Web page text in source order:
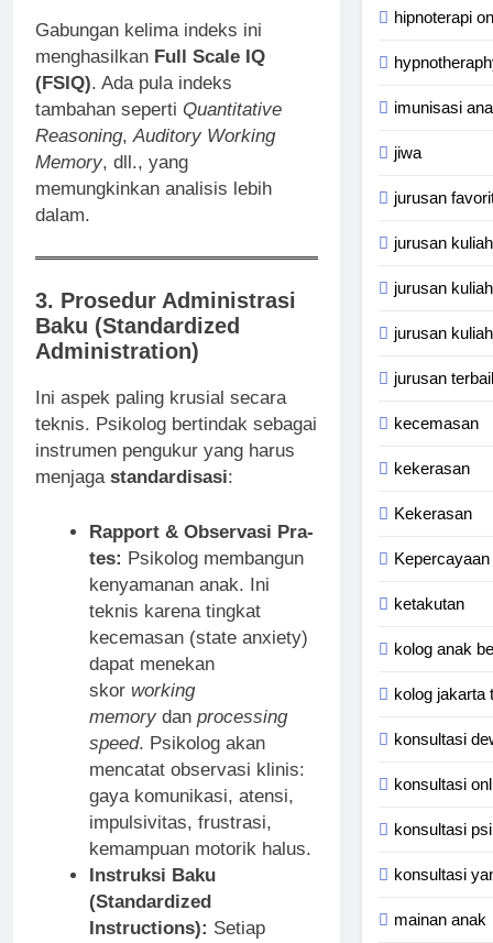
Gabungan kelima indeks ini
menghasilkan Full Scale IQ
(FSIQ). Ada pula indeks
tambahan seperti Quantitative
Reasoning, Auditory Working
Memory, dll., yang
memungkinkan analisis lebih
dalam.
3. Prosedur Administrasi
Baku (Standardized
Administration)
Ini aspek paling krusial secara
teknis. Psikolog bertindak sebagai
instrumen pengukur yang harus
menjaga standardisasi:
Rapport & Observasi Pra-
tes: Psikolog membangun
kenyamanan anak. Ini
teknis karena tingkat
kecemasan (state anxiety)
dapat menekan
skor working
memorydan processing
speed. Psikolog akan
mencatat observasi klinis:
gaya komunikasi, atensi,
impulsivitas, frustrasi,
kemampuan motorik halus.
Instruksi Baku
(Standardized
Instructions): Setiap
hipnoterapi
imunisasi
jiwa
jurusan
jurusan kuliah
jurusan
jurusan
jurusan
kecemasan
kekerasan
Kekerasan
ketakutan
kolog anak
kolog jakarta
konsultasi
konsultasi
konsultasi
konsultasi
mainan anak